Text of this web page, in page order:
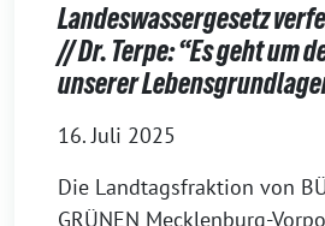
Landeswassergesetz
// Dr. Terpe: “Es geht um
unserer
16. Juli 2025
Die Landtagsfraktion von
GRÜNEN Mecklenburg-